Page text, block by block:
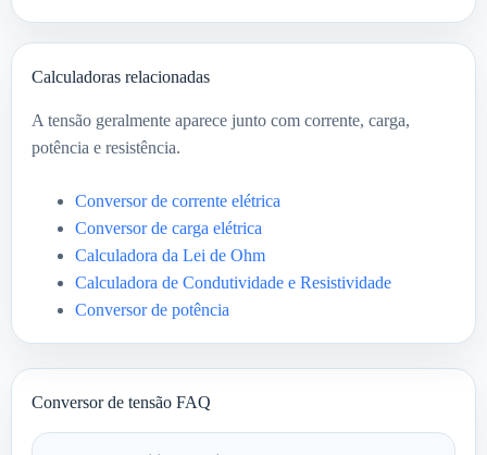
Calculadoras relacionadas
A tensão geralmente aparece junto com corrente, carga,
potência e resistência.
Conversor de corrente elétrica
Conversor de carga elétrica
Calculadora da Lei de Ohm
Calculadora de Condutividade e Resistividade
Conversor de potência
Conversor de tensão FAQ